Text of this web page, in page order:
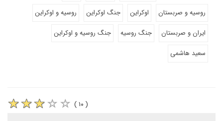
روسیه و صربستان
اوکراین جنگ اوکراین
روسیه و اوکراین
ایران و صربستان
جنگ روسیه
جنگ روسیه و اوکراین
سعید هاشمی
( ۱۰ )